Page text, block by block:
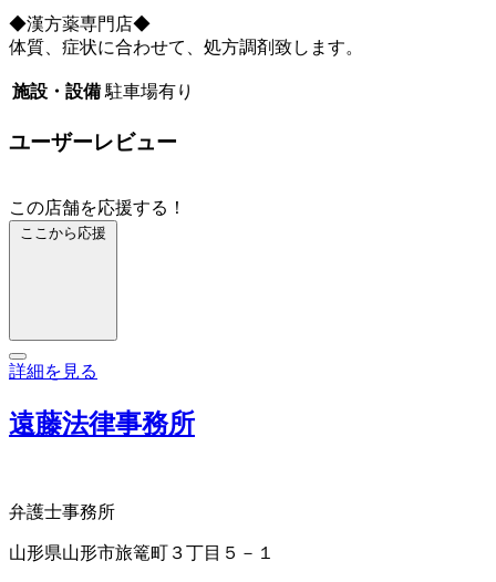
◆漢方薬専門店◆
体質、症状に合わせて、処方調剤致します。
施設・設備 駐車場有り
ユーザーレビュー
この店舗を応援する！
ここから応援
詳細を見る
遠藤法律事務所
弁護士事務所
山形県山形市旅篭町３丁目５－１